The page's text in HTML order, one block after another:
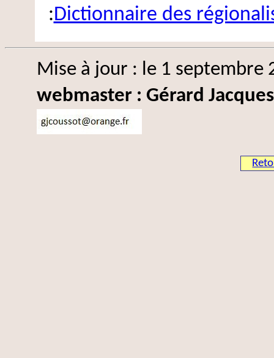
:Dictionnaire des
Mise à jour : le 1 septembre
webmaster : Gérard